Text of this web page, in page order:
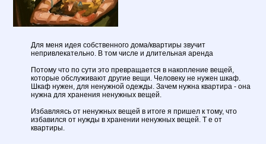
Для меня идея собственного дома/квартиры звучит
непривлекательно. В том числе и длительная аренда
Потому что по сути это превращается в накопление вещей,
которые обслуживают другие вещи. Человеку не нужен шкаф.
Шкаф нужен, для ненужной одежды. Зачем нужна квартира - она
нужна для хранения ненужных вещей.
Избавляясь от ненужных вещей в итоге я пришел к тому, что
избавился от нужды в хранении ненужных вещей. Т е от
квартиры.